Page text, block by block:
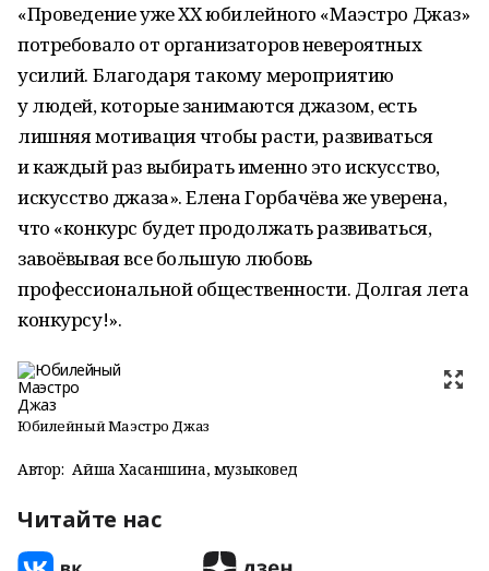
«Проведение уже XX юбилейного «Маэстро Джаз»
потребовало от организаторов невероятных
усилий. Благодаря такому мероприятию
у людей, которые занимаются джазом, есть
лишняя мотивация чтобы расти, развиваться
и каждый раз выбирать именно это искусство,
искусство джаза». Елена Горбачёва же уверена,
что «конкурс будет продолжать развиваться,
завоёвывая все большую любовь
профессиональной общественности. Долгая лета
конкурсу!».
Юбилейный Маэстро Джаз
Автор: Айша Хасаншина, музыковед
Читайте нас